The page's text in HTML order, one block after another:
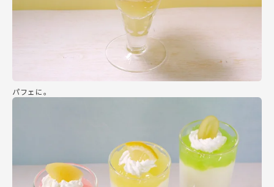
パフェに。